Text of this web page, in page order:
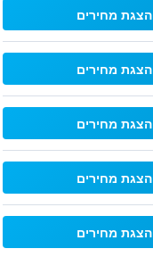
הצגת מחירים
הצגת מחירים
הצגת מחירים
הצגת מחירים
הצגת מחירים